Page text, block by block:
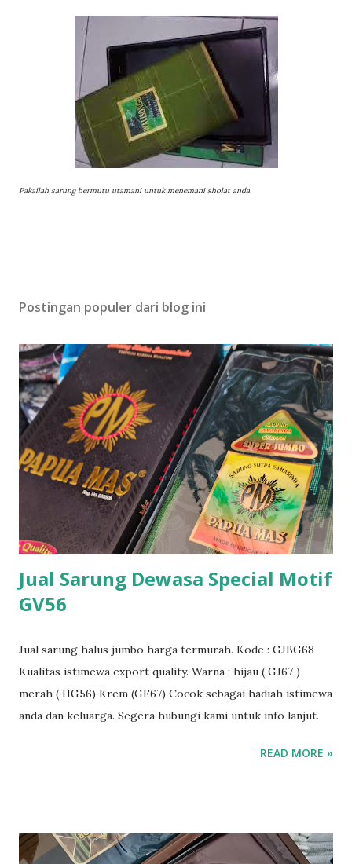
Pakailah sarung bermutu utamani untuk menemani sholat anda.
Postingan populer dari blog ini
Jual Sarung Dewasa Special Motif
GV56
Jual sarung halus jumbo harga termurah. Kode : GJBG68
Kualitas istimewa export quality. Warna : hijau ( GJ67 )
merah ( HG56) Krem (GF67) Cocok sebagai hadiah istimewa
anda dan keluarga. Segera hubungi kami untuk info lanjut.
READ MORE »